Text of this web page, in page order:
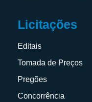
Licitações
Editais
Tomada de Preços
Pregões
Concorrência